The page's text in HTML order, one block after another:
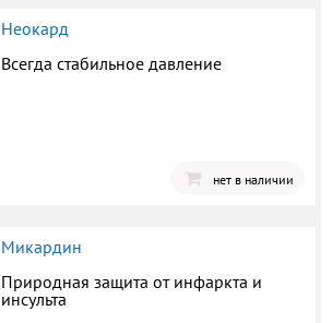
Неокард
Всегда стабильное давление
нет в наличии
Микардин
Природная защита от инфаркта и
инсульта